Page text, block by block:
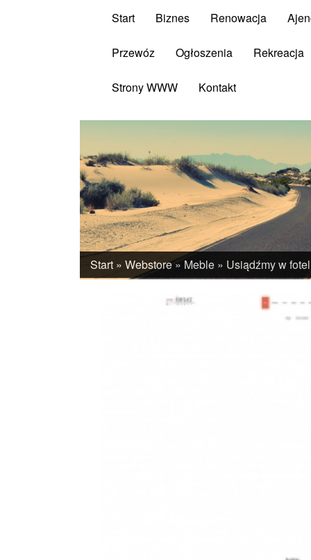
Start Biznes Renowacja
Przewóz Ogłoszenia Rekreacja
Strony WWW Kontakt
Start » Webstore» Meble » Usiądźmy w